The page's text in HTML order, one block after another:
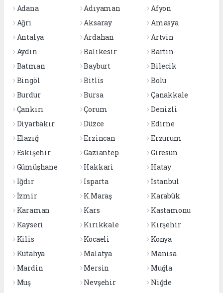
Adana Adıyaman
Afyon
Ağrı
Aksaray
Amasya
Antalya
Ardahan
Artvin
Aydın
Balıkesir
Bartın
Batman
Bayburt
Bilecik
Bingöl
Bitlis
Bolu
Burdur
Bursa
Çanakkale
Çankırı
Çorum
Denizli
Diyarbakır
Düzce
Edirne
Elazığ
Erzincan
Erzurum
Eskişehir
Gaziantep
Giresun
Gümüşhane
Hakkari
Hatay
Iğdır
Isparta
İstanbul
İzmir
K.Maraş
Karabük
Karaman
Kars
Kastamonu
Kayseri
Kırıkkale
Kırşehir
Kilis
Kocaeli
Konya
Kütahya
Malatya
Manisa
Mardin
Mersin
Muğla
Muş
Nevşehir
Niğde